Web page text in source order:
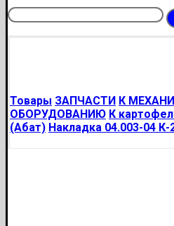
Товары ЗАПЧАСТИ К
ОБОРУДОВАНИЮ К
(Абат) Накладка 04.003-04 К-